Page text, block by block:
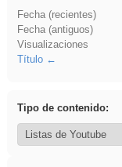
Fecha (recientes)
Fecha (antiguos)
Visualizaciones
Título
Tipo de contenido: